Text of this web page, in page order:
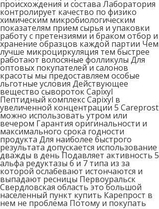
происхождения и состава Лаборатория
контролирует качество по физико
химическим микробиологическим
показателям прием сырья и упаковки
работу с претензиями и браком отбор и
хранение образцов каждой партии Чем
лучше микроциркуляция тем быстрее
работают волосяные фолликулы Для
оптовых покупателей и салонов
красоты мы предоставляем особые
льготные условия Действующее
вещество сывороток Capixyl
Пептидный комплекс Capixyl в
увеличенной концентрации 5 Careprost
можно использовать утром или
вечером Гарантия оригинальности и
максимального срока годности
продукта Для наиболее быстрого
результата допускается использование
дважды в день Подавляет активность 5
альфа редуктазы 6 и 7 типа из за
которой ослабевают истончаются и
выпадают ресницы Первоуральск
Свердловская область это большой
населенный пункт купить Карепрост в
нем не проблема Потому и покупать